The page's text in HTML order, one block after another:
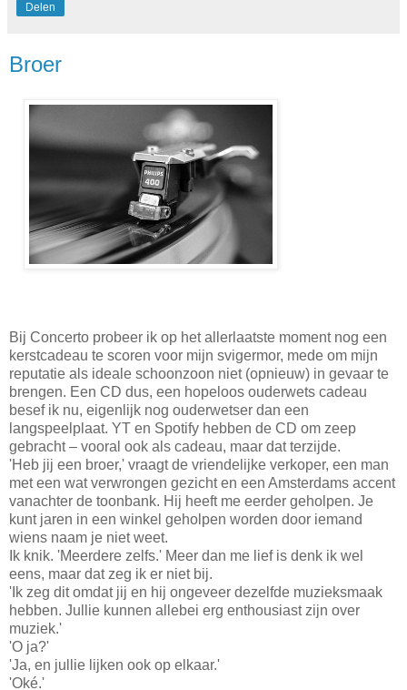
Delen
Broer
Bij Concerto probeer ik op het allerlaatste moment nog een
kerstcadeau te scoren voor mijn svigermor, mede om mijn
reputatie als ideale schoonzoon niet (opnieuw) in gevaar te
brengen. Een CD dus, een hopeloos ouderwets cadeau
besef ik nu, eigenlijk nog ouderwetser dan een
langspeelplaat. YT en Spotify hebben de CD om zeep
gebracht – vooral ook als cadeau, maar dat terzijde.
'Heb jij een broer,' vraagt de vriendelijke verkoper, een man
met een wat verwrongen gezicht en een Amsterdams accent
vanachter de toonbank. Hij heeft me eerder geholpen. Je
kunt jaren in een winkel geholpen worden door iemand
wiens naam je niet weet.
Ik knik. 'Meerdere zelfs.' Meer dan me lief is denk ik wel
eens, maar dat zeg ik er niet bij.
'Ik zeg dit omdat jij en hij ongeveer dezelfde muzieksmaak
hebben. Jullie kunnen allebei erg enthousiast zijn over
muziek.'
'O ja?'
'Ja, en jullie lijken ook op elkaar.'
'Oké.'